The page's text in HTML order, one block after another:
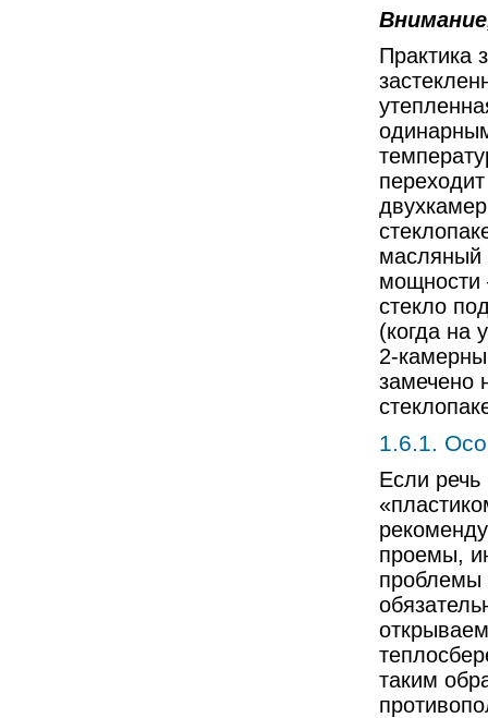
Практика
масляный
мощности
стекло
(когда на
2-
замечено
1.6.1.
Если речь
проемы,
проблемы
таким